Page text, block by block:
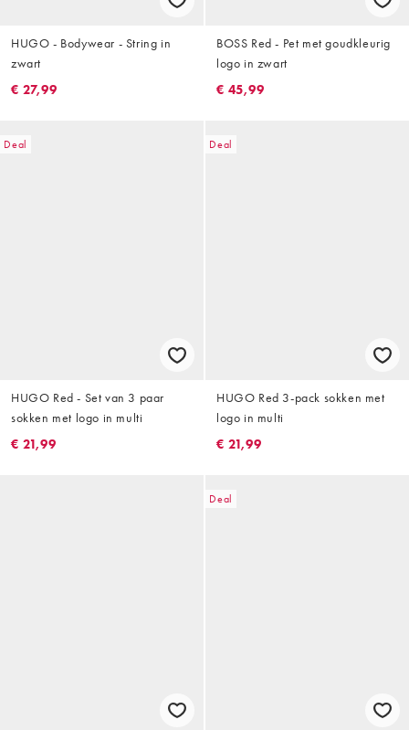
HUGO - Bodywear - String in
zwart
€ 27,99
BOSS Red - Pet met goudkleurig
logo in zwart
€ 45,99
Deal
HUGO Red - Set van 3 paar
sokken met logo in multi
€ 21,99
Deal
HUGO Red 3-pack sokken met
logo in multi
€ 21,99
Deal